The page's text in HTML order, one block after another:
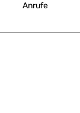
Anrufe